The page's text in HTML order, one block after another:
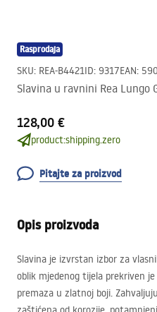
Rasprodaja
SKU: REA-B4421ID: 9317EAN:
Slavina u ravnini Rea Lungo
128,00 €
product:shipping.zero
Pitajte za proizvod
Opis proizvoda
Slavina je izvrstan izbor za
oblik mjedenog tijela prekriven
premaza u zlatnoj boji.